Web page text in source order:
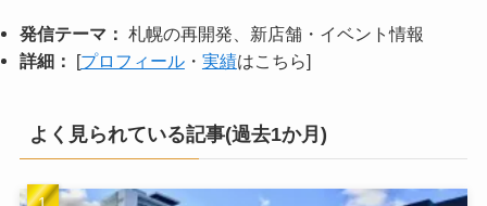
発信テーマ： 札幌の再開発、新店舗・イベント情報
詳細：
[プロフィール・ 実績はこちら]
よく見られている記事(過去1か月)